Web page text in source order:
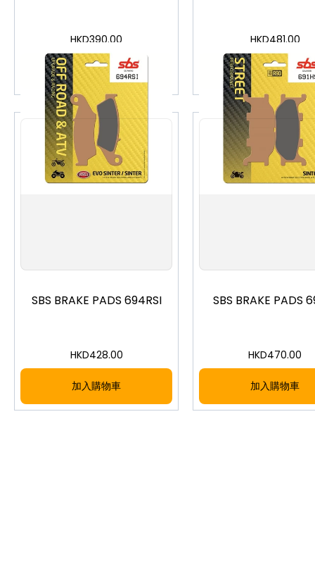
HKD390.00
加入購物車
HKD481.00
加入購物車
SBS BRAKE PADS 694RSI
HKD428.00
加入購物車
SBS BRAKE PADS
HKD470.00
加入購物車